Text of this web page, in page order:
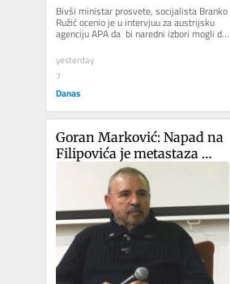
Bivši ministar prosvete, socijalista Branko
Ružić ocenio je u intervjuu za austrijsku
agenciju APA da  bi naredni izbori mogli da
predstavljaju...
yesterday
7
Danas
Goran Marković: Napad na
Filipovića je metastaza
fašističkog režima